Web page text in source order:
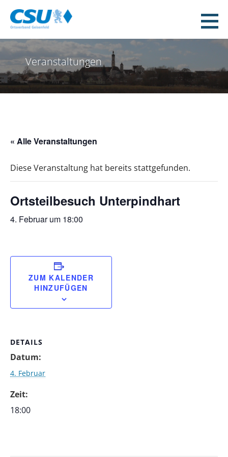
Zum
Inhalt
CSU Geisenfeld
Veranstaltungen
« Alle Veranstaltungen
Diese Veranstaltung hat bereits stattgefunden.
Ortsteilbesuch Unterpindhart
4. Februar um 18:00
ZUM KALENDER
HINZUFÜGEN
DETAILS
Datum:
4. Februar
Zeit:
18:00